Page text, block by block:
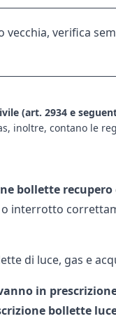
verifica
(art. 2934 e
inoltre, contano le
bollette
interrotto
di luce, gas e
in
bollette